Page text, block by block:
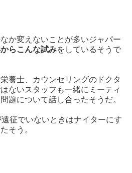
か変えないことが多いジャパー
らこんな試みをしているそうで
養士、カウンセリングのドクタ
ないスタッフも一緒にミーティ
題について話し合ったそうだ。
征でいないときはナイターにす
そう。